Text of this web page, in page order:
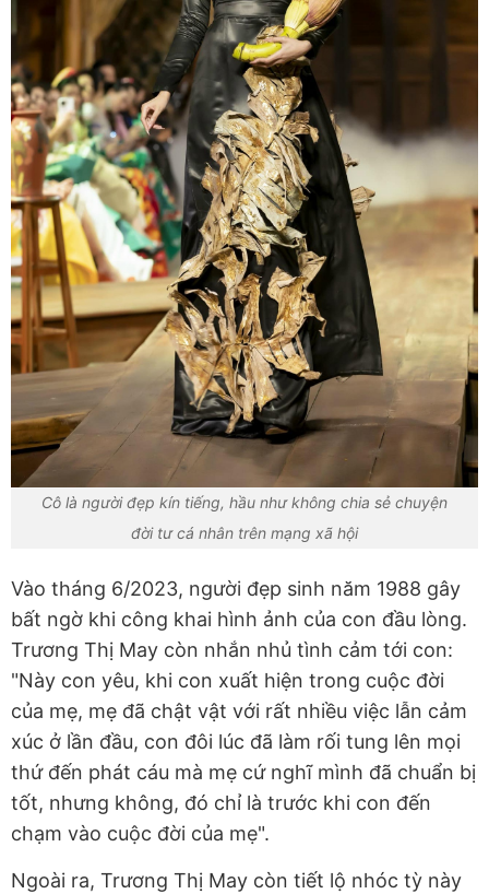
Cô là người đẹp kín tiếng, hầu như không chia sẻ chuyện
đời tư cá nhân trên mạng xã hội
Vào tháng 6/2023, người đẹp sinh năm 1988 gây
bất ngờ khi công khai hình ảnh của con đầu lòng.
Trương Thị May còn nhắn nhủ tình cảm tới con:
"Này con yêu, khi con xuất hiện trong cuộc đời
của mẹ, mẹ đã chật vật với rất nhiều việc lẫn cảm
xúc ở lần đầu, con đôi lúc đã làm rối tung lên mọi
thứ đến phát cáu mà mẹ cứ nghĩ mình đã chuẩn bị
tốt, nhưng không, đó chỉ là trước khi con đến
chạm vào cuộc đời của mẹ".
Ngoài ra, Trương Thị May còn tiết lộ nhóc tỳ này